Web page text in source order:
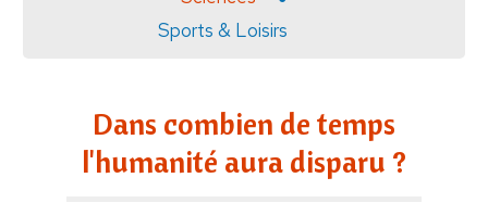
Sports & Loisirs
Dans combien de temps
l'humanité aura disparu ?